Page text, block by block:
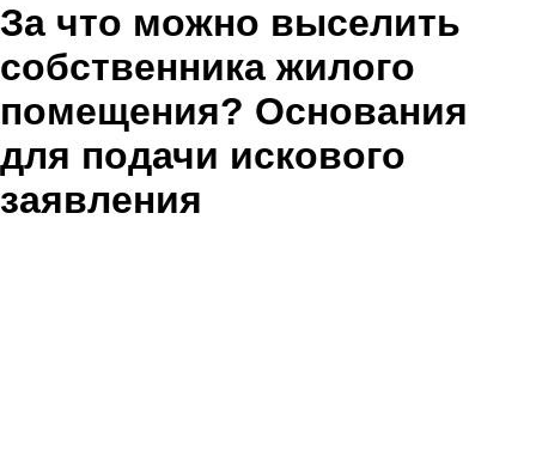
За что можно выселить
собственника жилого
помещения? Основания
для подачи искового
заявления